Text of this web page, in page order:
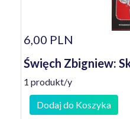
6,00 PLN
Święch Zbigniew:
1 produkt/y
Dodaj do Koszyka